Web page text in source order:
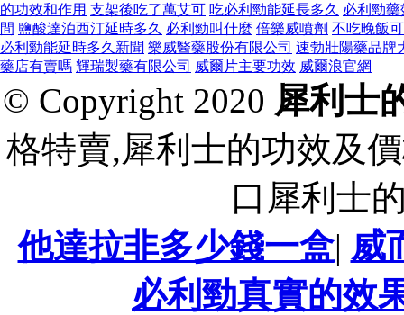
的功效和作用 支架後吃了萬艾可 吃必利勁能延長多久 必利勁藥
間 鹽酸達泊西汀延時多久 必利勁叫什麼 倍樂威噴劑 不吃晚飯
必利勁能延時多久新聞 樂威醫藥股份有限公司 速勃壯陽藥品牌
藥店有賣嗎 輝瑞製藥有限公司 威爾片主要功效 威爾浪官網
© Copyright 2020 犀利士
格特賣,犀利士的功效及
口犀利士
他達拉非多少錢一盒| 威
必利勁真實的效